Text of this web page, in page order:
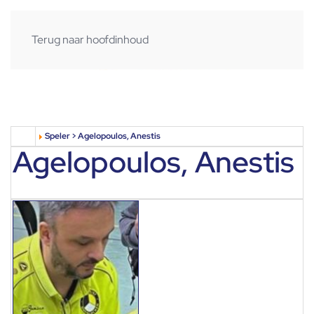
Terug naar hoofdinhoud
Speler > Agelopoulos, Anestis
Agelopoulos, Anestis